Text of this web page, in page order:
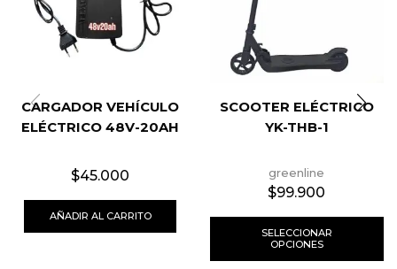
CARGADOR VEHÍCULO
ELÉCTRICO 48V-20AH
$45.000
AÑADIR AL CARRITO
SCOOTER ELÉCTRICO
YK-THB-1
greenline
$99.900
SELECCIONAR
OPCIONES